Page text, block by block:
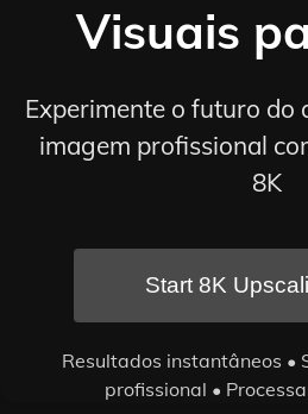
Visuais
Experimente o futuro do
imagem profissional
8K
Start 8K
Resultados instantâneos •
profissional •